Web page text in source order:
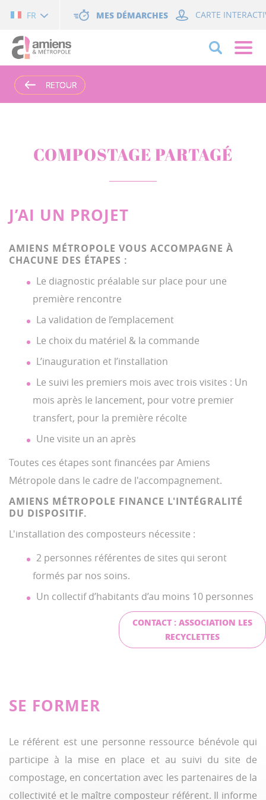
FR MES DÉMARCHES CARTE
RETOUR
RETOUR
RETOUR
COMPOSTAGE PARTAGÉ
J’AI UN PROJET
AMIENS MÉTROPOLE VOUS ACCOMPAGNE À
CHACUNE DES ÉTAPES :
Le diagnostic préalable sur place pour une
première rencontre
La validation de l’emplacement
Le choix du matériel & la commande
L’inauguration et l’installation
Le suivi les premiers mois avec trois visites : Un
mois après le lancement, pour votre premier
transfert, pour la première récolte
Une visite un an après
Toutes ces étapes sont financées par Amiens
Métropole dans le cadre de l'accompagnement.
AMIENS MÉTROPOLE FINANCE L'INTÉGRALITÉ
DU DISPOSITIF.
L'installation des composteurs nécessite :
2 personnes référentes de sites qui seront
formés par nos soins.
Un collectif d’habitants d’au moins 10 personnes
CONTACT : ASSOCIATION LES
RECYCLETTES
SE FORMER
Le référent est une personne ressource bénévole qui
participe à la mise en place et au suivi du site de
compostage, en concertation avec les partenaires de la
collectivité et le maître composteur référent. Il informe